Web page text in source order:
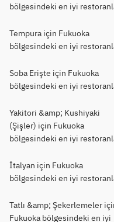
bölgesindeki en iyi
Tempura için Fukuoka
bölgesindeki en iyi
Soba Erişte için Fukuoka
bölgesindeki en iyi
Yakitori &amp; Kushiyaki
(Şişler) için Fukuoka
bölgesindeki en iyi
İtalyan için Fukuoka
bölgesindeki en iyi
Tatlı &amp; Şekerlemeler
Fukuoka bölgesindeki en iyi